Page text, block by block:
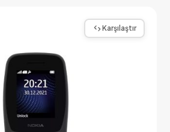
Karşılaştır